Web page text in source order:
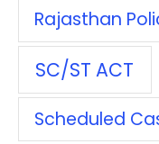
Rajasthan
SC/ST ACT
Scheduled